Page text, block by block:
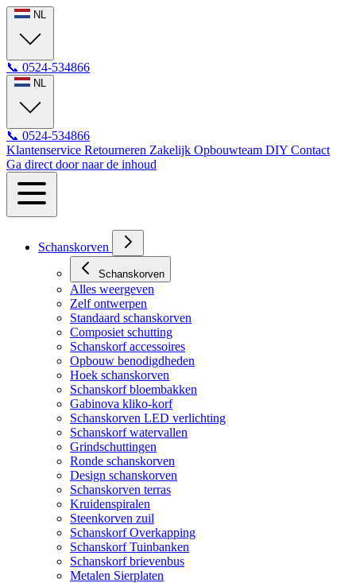
NL
📞 0524-534866
NL
📞 0524-534866
Klantenservice Retourneren Zakelijk Opbouwteam DIY Contact
Ga direct door naar de inhoud
Schanskorven
Schanskorven
Alles weergeven
Zelf ontwerpen
Standaard schanskorven
Composiet schutting
Schanskorf accessoires
Opbouw benodigdheden
Hoek schanskorven
Schanskorf bloembakken
Gabinova kliko-korf
Schanskorven LED verlichting
Schanskorf watervallen
Grindschuttingen
Ronde schanskorven
Design schanskorven
Schanskorven terras
Kruidenspiralen
Steenkorven zuil
Schanskorf Overkapping
Schanskorf Tuinbanken
Schanskorf brievenbus
Metalen Sierplaten